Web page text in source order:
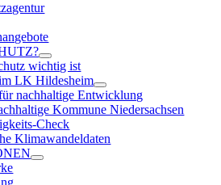
wichtig ist
LK Hildesheim
nachhaltige Entwicklung
Kommune Niedersachsen
Check
Klimawandeldaten